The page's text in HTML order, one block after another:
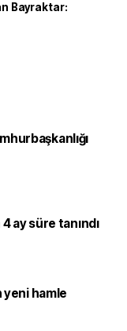
Bayraktar:
ay süre tanındı
hamle